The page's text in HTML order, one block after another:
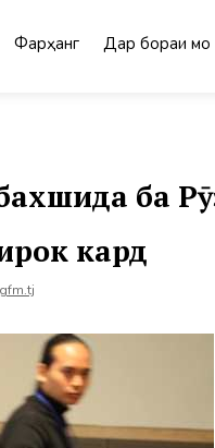
Фарҳанг Дар бораи мо
ба
кард